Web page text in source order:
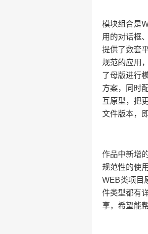
模块组合是
用的对话框
提供了数套
规范的应用
了母版进行
方案，同时
互原型，把
文件版本，
作品中新增
规范性的使
WEB类项目
件类型都有
享，希望能